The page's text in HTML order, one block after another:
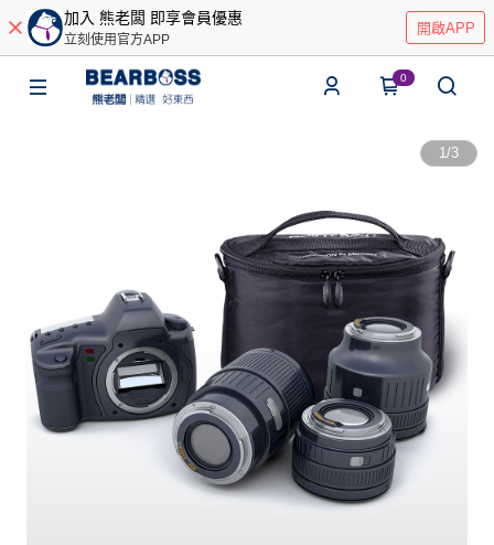
加入 熊老闆 即享會員優惠
立刻使用官方APP
開啟APP
0
1/3